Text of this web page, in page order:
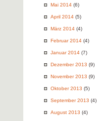
Mai 2014 (6)
April 2014 (5)
März 2014 (4)
Februar 2014 (4)
Januar 2014 (7)
Dezember 2013 (9)
November 2013 (9)
Oktober 2013 (5)
September 2013 (4)
August 2013 (4)